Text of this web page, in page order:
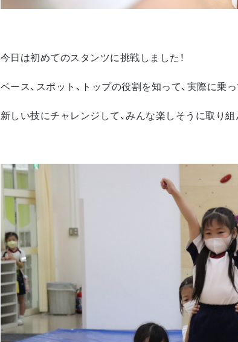
今日は初めてのスタンツに挑戦しました！
ベース、スポット、トップの役割を知って、実際に乗っ
新しい技にチャレンジして、みんな楽しそうに取り組